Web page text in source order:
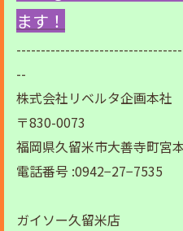
ます！
--
株式会社リベルタ企画本社
〒830-0073
福岡県久留米市大善寺町宮
電話番号 :0942−27−7535
ガイソー久留米店